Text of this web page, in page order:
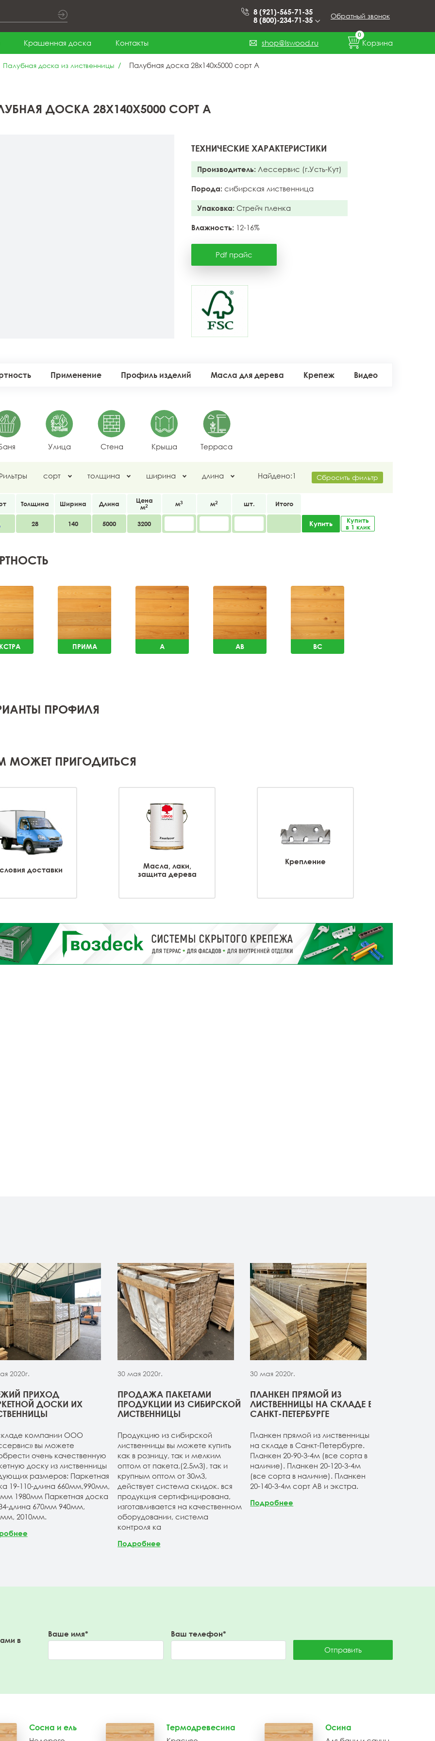
8 (921)-565-71-35
8 (800)-234-71-35
Обратный звонок
Крашенная доска Контакты shop@lswood.ru
0
Корзина
Палубная доска из лиственницы Палубная доска 28x140x5000 сорт А
ДОСКА 28X140X5000 СОРТ А
ТЕХНИЧЕСКИЕ ХАРАКТЕРИСТИКИ
Производитель: Лессервис (г.Усть-Кут)
Порода: сибирская лиственница
Упаковка: Стрейч пленка
Влажность: 12-16%
Pdf прайс
Применение Профиль изделий Масла для дерева Крепеж Видео
Улица Стена Крыша Терраса
сорт толщина ширина длина Найдено:1 Сбросить фильтр
Толщина Ширина Длина
Цена
м2 м3 м2 шт. Итого
28 140 5000 3200 Купить
Купить
в 1 клик
ПРИМА A AB BC
ПРОФИЛЯ
МОЖЕТ ПРИГОДИТЬСЯ
доставки
Масла, лаки,
защита дерева
Крепление
2020г.
ПРИХОД
ДОСКИ ИХ
компании ООО
вы можете
очень качественную
доску из лиственницы
размеров: Паркетная
19-110-длина 660мм,990мм,
1980мм Паркетная доска
длина 670мм 940мм,
2010мм.
30 мая 2020г.
ПРОДАЖА ПАКЕТАМИ
ПРОДУКЦИИ ИЗ СИБИРСКОЙ
ЛИСТВЕННИЦЫ
Продукцию из сибирской
лиственницы вы можете купить
как в розницу, так и мелким
оптом от пакета,(2.5м3), так и
крупным оптом от 30м3,
действует система скидок. вся
продукция сертифицирована,
изготавливается на качественном
оборудовании, система
контроля ка
Подробнее
30 мая 2020г.
ПЛАНКЕН ПРЯМОЙ ИЗ
ЛИСТВЕННИЦЫ НА СКЛАДЕ В
САНКТ-ПЕТЕРБУРГЕ
Планкен прямой из лиственницы
на складе в Санкт-Петербурге.
Планкен 20-90-3-4м (все сорта в
наличие). Планкен 20-120-3-4м
(все сорта в наличие). Планкен
20-140-3-4м сорт АВ и экстра.
Подробнее
в
Ваше имя*
Ваш телефон*
Отправить
Сосна и ель Термодревесина Осина